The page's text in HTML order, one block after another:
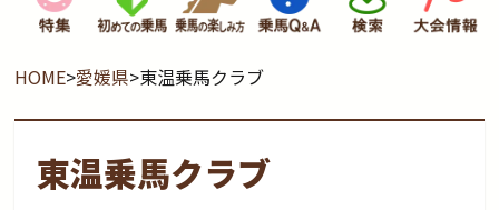
HOME>愛媛県>東温乗馬クラブ
東温乗馬クラブ